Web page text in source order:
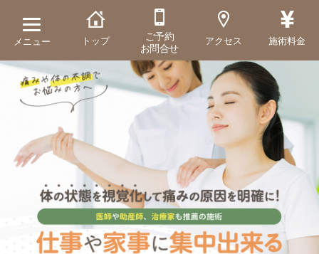
メニュー トップ
ご予約
お問合せ
アクセス 施術料金